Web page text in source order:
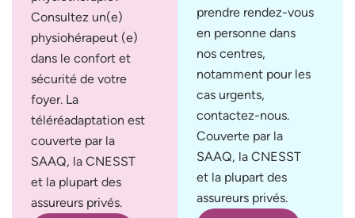
Consultez un(e)
physiohérapeut (e)
dans le confort et
sécurité de votre
foyer. La
téléréadaptation est
couverte par la
SAAQ, la CNESST
et la plupart des
assureurs privés.
prendre rendez-vous
en personne dans
nos centres,
notamment pour les
cas urgents,
contactez-nous.
Couverte par la
SAAQ, la CNESST
et la plupart des
assureurs privés.